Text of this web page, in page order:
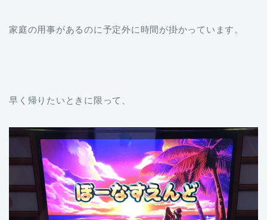
家庭の用事があるのに予定外に時間が掛かっています。
早く帰りたいときに限って、